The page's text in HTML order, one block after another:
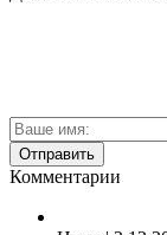
Комментарии